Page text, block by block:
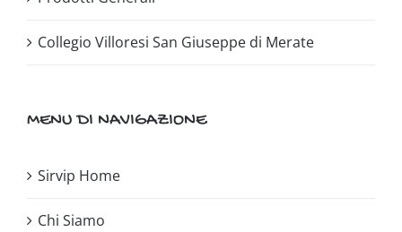
Collegio Villoresi San Giuseppe di Merate
MENU DI NAVIGAZIONE
Sirvip Home
Chi Siamo